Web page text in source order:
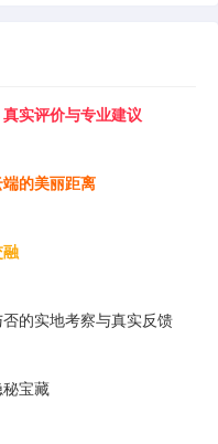
实评价与专业建议
的美丽距离
融
的实地考察与真实反馈
宝藏